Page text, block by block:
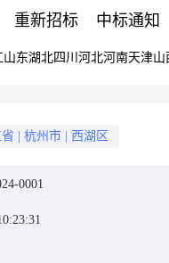
重新招标 中标通知
山东湖北四川 河北河南天津山
杭州市 西湖区
0001